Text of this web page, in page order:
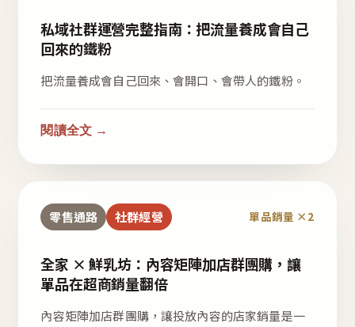
私域社群運營完整指南：把流量養成會自己
回來的鐵粉
把流量養成會自己回來、會開口、會帶人的鐵粉。
閱讀全文 →
零售通路 社群經營 單品銷量 ×2
全家 × 鮮乳坊：內容矩陣加店群團購，讓
單品在超商銷量翻倍
內容矩陣加店群團購，讓投放內容的店家銷量是一